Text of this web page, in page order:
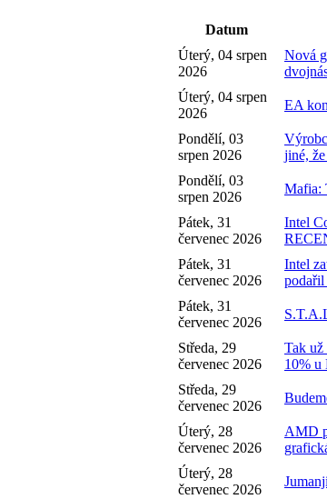
Datum
Úterý, 04 srpen
2026
Nová
Úterý, 04 srpen
2026
EA
Pondělí, 03
srpen 2026
jiné,
Pondělí, 03
srpen 2026
Mafia:
Pátek, 31
červenec 2026
Intel
Pátek, 31
červenec 2026
Intel
Pátek, 31
červenec 2026
Středa, 29
červenec 2026
Tak
10%
Středa, 29
červenec 2026
Úterý, 28
červenec 2026
AMD
Úterý, 28
červenec 2026